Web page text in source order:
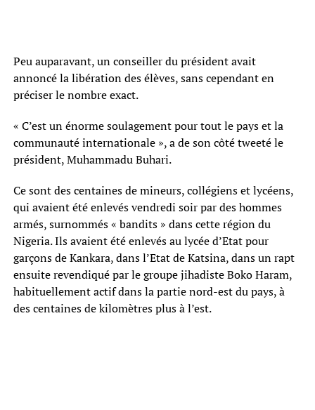
Peu auparavant, un conseiller du président avait
annoncé la libération des élèves, sans cependant en
préciser le nombre exact.
« C’est un énorme soulagement pour tout le pays et la
communauté internationale », a de son côté tweeté le
président, Muhammadu Buhari.
Ce sont des centaines de mineurs, collégiens et lycéens,
qui avaient été enlevés vendredi soir par des hommes
armés, surnommés « bandits » dans cette région du
Nigeria. Ils avaient été enlevés au lycée d’Etat pour
garçons de Kankara, dans l’Etat de Katsina, dans un rapt
ensuite revendiqué par le groupe jihadiste Boko Haram,
habituellement actif dans la partie nord-est du pays, à
des centaines de kilomètres plus à l’est.